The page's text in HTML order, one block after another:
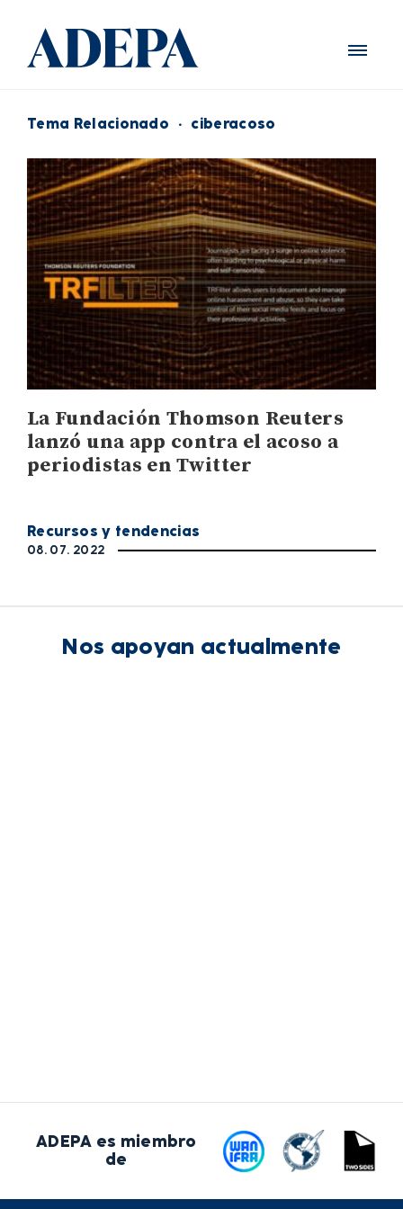
Tema Relacionado · ciberacoso
La Fundación Thomson Reuters
lanzó una app contra el acoso a
periodistas en Twitter
Recursos y tendencias
08. 07. 2022
Nos apoyan actualmente
ADEPA es miembro
de